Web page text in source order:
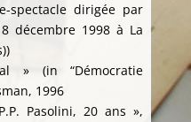
spectacle dirigée par
décembre 1998 à La
» (in “Démocratie
1996
Pasolini, 20 ans »,